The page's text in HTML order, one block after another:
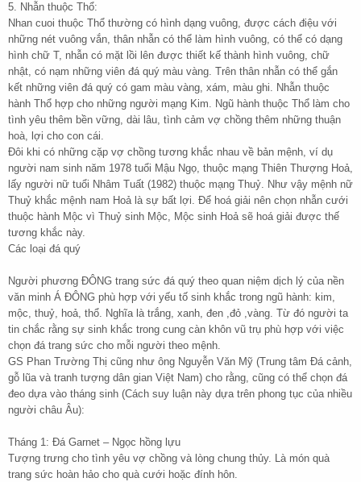
5. Nhẫn thuộc Thổ:
Nhan cuoi thuộc Thổ thường có hình dạng vuông, được cách điệu với
những nét vuông vắn, thân nhẫn có thể làm hình vuông, có thể có dạng
hình chữ T, nhẫn có mặt lồi lên được thiết kế thành hình vuông, chữ
nhật, có nạm những viên đá quý màu vàng. Trên thân nhẫn có thể gắn
kết những viên đá quý có gam màu vàng, xám, màu ghi. Nhẫn thuộc
hành Thổ hợp cho những người mạng Kim. Ngũ hành thuộc Thổ làm cho
tình yêu thêm bền vững, dài lâu, tình cảm vợ chồng thêm những thuận
hoà, lợi cho con cái.
Đôi khi có những cặp vợ chồng tương khắc nhau về bản mệnh, ví dụ
người nam sinh năm 1978 tuổi Mậu Ngọ, thuộc mạng Thiên Thượng Hoả,
lấy người nữ tuổi Nhâm Tuất (1982) thuộc mạng Thuỷ. Như vậy mệnh nữ
Thuỷ khắc mệnh nam Hoả là sự bất lợi. Để hoá giải nên chọn nhẫn cưới
thuộc hành Mộc vì Thuỷ sinh Mộc, Mộc sinh Hoả sẽ hoá giải được thế
tương khắc này.
Các loại đá quý
Người phương ĐÔNG trang sức đá quý theo quan niệm dịch lý của nền
văn minh Á ĐÔNG phù hợp với yếu tố sinh khắc trong ngũ hành: kim,
mộc, thuỷ, hoả, thổ. Nghĩa là trắng, xanh, đen ,đỏ ,vàng. Từ đó người ta
tin chắc rằng sự sinh khắc trong cung càn khôn vũ trụ phù hợp với việc
chọn đá trang sức cho mỗi người theo mệnh.
GS Phan Trường Thị cũng như ông Nguyễn Văn Mỹ (Trung tâm Đá cảnh,
gỗ lũa và tranh tượng dân gian Việt Nam) cho rằng, cũng có thể chọn đá
đeo dựa vào tháng sinh (Cách suy luận này dựa trên phong tục của nhiều
người châu Âu):
Tháng 1: Đá Garnet – Ngọc hồng lựu
Tượng trưng cho tình yêu vợ chồng và lòng chung thủy. Là món quà
trang sức hoàn hảo cho quà cưới hoặc đính hôn.